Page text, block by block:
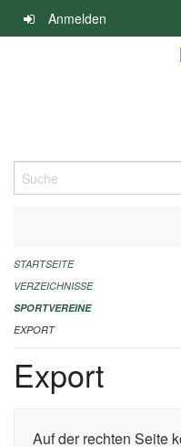
Navigation
überspringen
Anmelden
Suche
ALLGEMEINE
FINANZIELLE
KONTAKT
STARTSEITE
VERZEICHNISSE
SPORTVEREINE
EXPORT
Export
Auf der rechten Seite